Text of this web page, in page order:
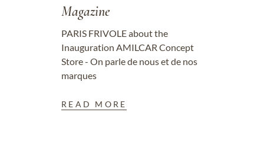
Magazine
PARIS FRIVOLE about the
Inauguration AMILCAR Concept
Store - On parle de nous et de nos
marques
READ MORE